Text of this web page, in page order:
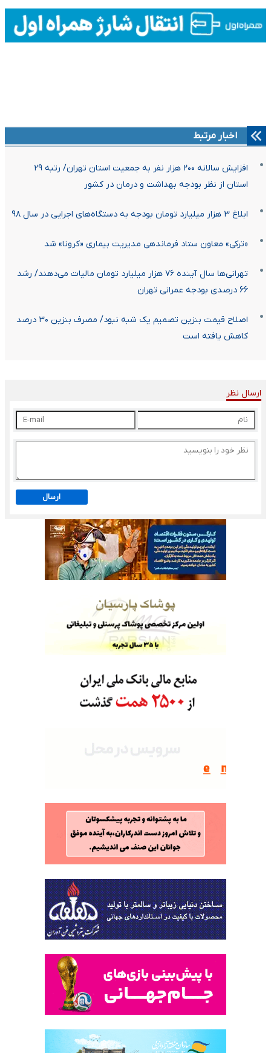
اخبار مرتبط
افزایش سالانه ۲۰۰ هزار نفر به جمعیت استان تهران/ رتبه ۲۹
استان از نظر بودجه بهداشت و درمان در کشور
ابلاغ ۳ هزار میلیارد تومان بودجه به دستگاه‌های اجرایی در سال ۹۸
«ترکی» معاون ستاد فرماندهی مدیریت بیماری «کرونا» شد
تهرانی‌ها سال آینده ۷۶ هزار میلیارد تومان مالیات می‌دهند/ رشد
۶۶ درصدی بودجه عمرانی تهران
اصلاح قیمت بنزین تصمیم یک شبه نبود/ مصرف بنزین ۳۰ درصد
کاهش یافته است
ارسال نظر
ارسال